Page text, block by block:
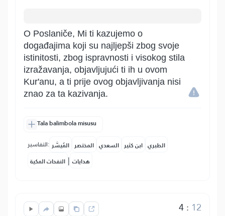
O Poslaniče, Mi ti kazujemo o
događajima koji su najljepši zbog svoje
istinitosti, zbog ispravnosti i visokog stila
izražavanja, objavljujući ti ih u ovom
Kur'anu, a ti prije ovog objavljivanja nisi
znao za ta kazivanja.
Tala balimbola misusu
التفاسير: المُيسَّر المختصر السعدي ابن كثير الطبري
النفحات المكية | هدايات
4: 12